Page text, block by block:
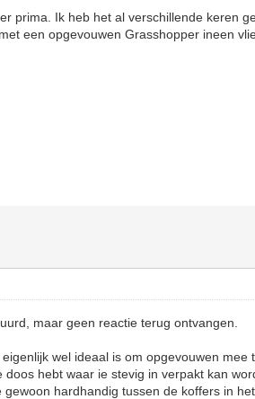
prima. Ik heb het al verschillende keren
een opgevouwen Grasshopper ineen
maar geen reactie terug ontvangen.
wel ideaal is om opgevouwen mee
doos hebt waar ie stevig in verpakt kan
hardhandig tussen de koffers in